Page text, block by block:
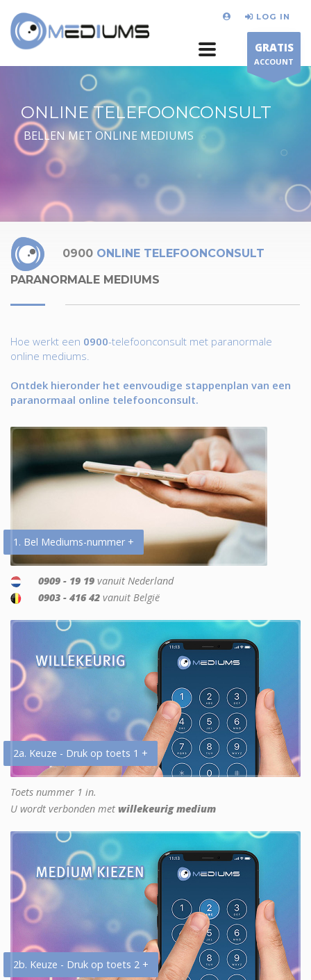
LOG IN
GRATIS
ACCOUNT
ONLINE TELEFOONCONSULT
BELLEN MET ONLINE MEDIUMS
0900 ONLINE TELEFOONCONSULT
PARANORMALE MEDIUMS
Hoe werkt een 0900-telefoonconsult met paranormale
online mediums.
Ontdek hieronder het eenvoudige stappenplan van een
paranormaal online telefoonconsult.
1. Bel Mediums-nummer +
0909 - 19 19 vanuit Nederland
0903 - 416 42 vanuit België
2a. Keuze - Druk op toets 1 +
Toets nummer 1 in.
U wordt verbonden met willekeurig medium
2b. Keuze - Druk op toets 2 +